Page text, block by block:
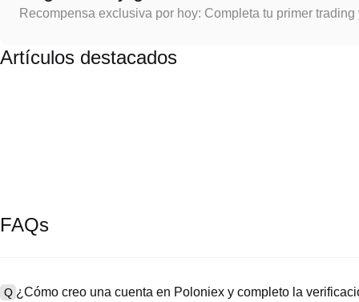
Recompensa exclusiva por hoy: Completa tu primer
Artículos destacados
FAQs
Q ¿Cómo creo una cuenta en Poloniex y completo la